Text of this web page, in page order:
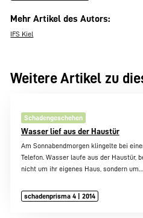
Mehr Artikel des Autors:
IFS Kiel
Weitere Artikel zu
Schadengeschehen
Wasser lief aus der Haustür
Am Sonnabendmorgen klingelte bei
Telefon. Wasser laufe aus der Haustür,
nicht um ihr eigenes Haus, sondern um…
schadenprisma 4 | 2014